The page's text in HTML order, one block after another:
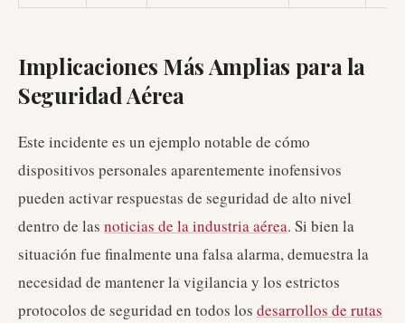
Implicaciones Más Amplias para la
Seguridad Aérea
Este incidente es un ejemplo notable de cómo
dispositivos personales aparentemente inofensivos
pueden activar respuestas de seguridad de alto nivel
dentro de las noticias de la industria aérea. Si bien la
situación fue finalmente una falsa alarma, demuestra la
necesidad de mantener la vigilancia y los estrictos
protocolos de seguridad en todos los desarrollos de rutas